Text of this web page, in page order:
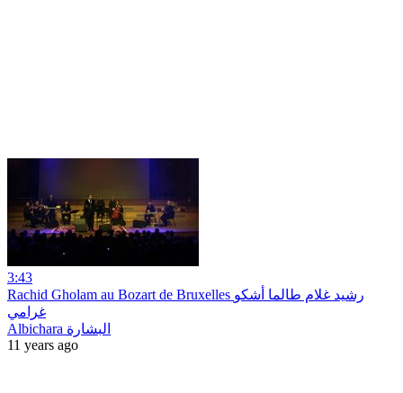
3:43
Rachid Gholam au Bozart de Bruxelles رشيد غلام طالما أشكو
غرامي
Albichara البشارة
11 years ago